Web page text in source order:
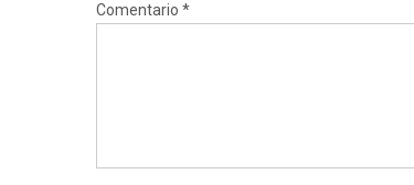
Comentario *